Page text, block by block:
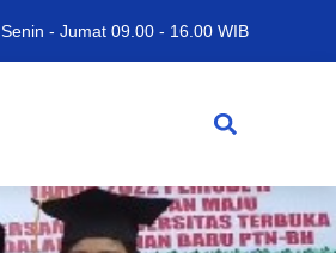
Senin - Jumat 09.00 - 16.00 WIB